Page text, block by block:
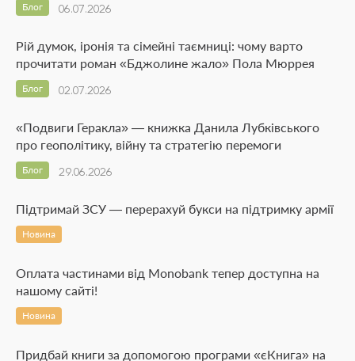
06.07.2026
Блог
Рій думок, іронія та сімейні таємниці: чому варто
прочитати роман «Бджолине жало» Пола Мюррея
02.07.2026
Блог
«Подвиги Геракла» — книжка Данила Лубківського
про геополітику, війну та стратегію перемоги
29.06.2026
Блог
Підтримай ЗСУ — перерахуй букси на підтримку армії
Новина
Оплата частинами від Monobank тепер доступна на
нашому сайті!
Новина
Придбай книги за допомогою програми «єКнига» на